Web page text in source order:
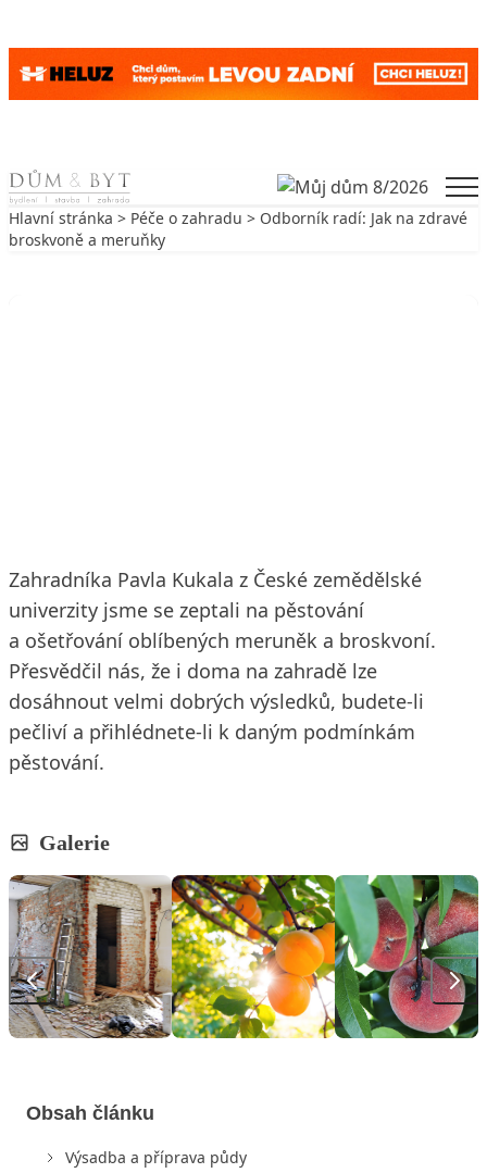
Skip to content
Hlavní stránka > Péče o zahradu > Odborník radí: Jak na zdravé
broskvoně a meruňky
Zahradníka Pavla Kukala z České zemědělské
univerzity jsme se zeptali na pěstování
a ošetřování oblíbených meruněk a broskvoní.
Přesvědčil nás, že i doma na zahradě lze
dosáhnout velmi dobrých výsledků, budete-li
pečliví a přihlédnete-li k daným podmínkám
pěstování.
Galerie
Obsah článku
Výsadba a příprava půdy